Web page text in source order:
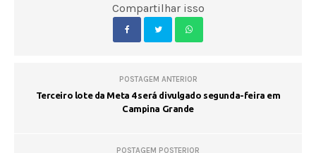
Compartilhar isso
POSTAGEM ANTERIOR
Terceiro lote da Meta 4 será divulgado segunda-feira em
Campina Grande
POSTAGEM POSTERIOR